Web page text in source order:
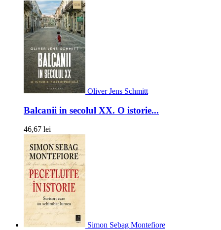
Oliver Jens Schmitt
Balcanii in secolul XX. O istorie...
46,67 lei
Simon Sebag Montefiore